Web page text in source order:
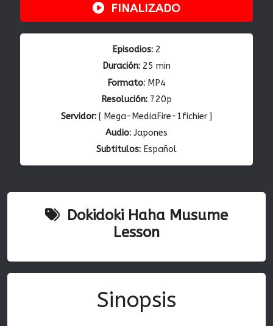
FINALIZADO
Episodios: 2
Duración: 25 min
Formato: MP4
Resolución: 720p
Servidor: [ Mega-MediaFire-1fichier ]
Audio: Japones
Subtitulos: Español
Dokidoki Haha Musume
Lesson
Sinopsis